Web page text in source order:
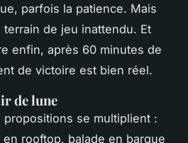
parfois la patience. Mais
de jeu inattendu. Et
enfin, après 60 minutes de
de victoire est bien réel.
de lune
se multiplient :
rooftop, balade en barque